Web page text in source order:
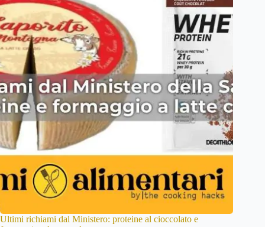
Ultimi richiami dal Ministero: proteine al cioccolato e